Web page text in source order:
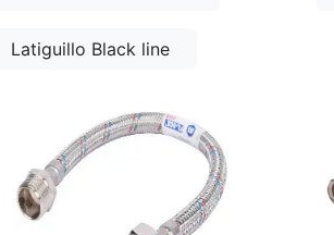
Latiguillo Black line